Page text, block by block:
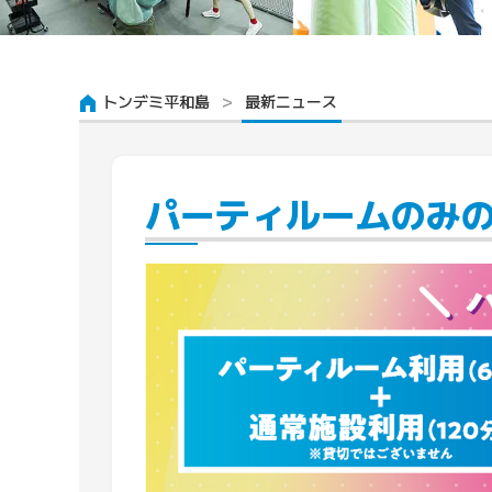
トンデミ平和島 最新ニュース
パーティルームのみ